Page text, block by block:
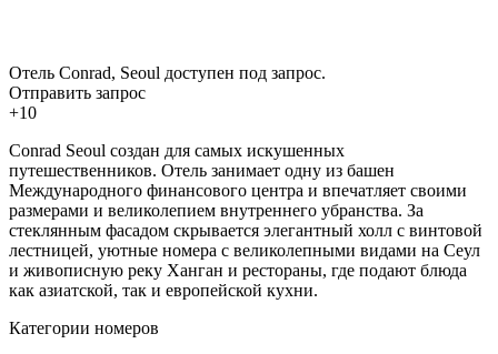
Отель Conrad, Seoul доступен под запрос.
Отправить запрос
+10
Conrad Seoul создан для самых искушенных
путешественников. Отель занимает одну из башен
Международного финансового центра и впечатляет своими
размерами и великолепием внутреннего убранства. За
стеклянным фасадом скрывается элегантный холл с винтовой
лестницей, уютные номера с великолепными видами на Сеул
и живописную реку Ханган и рестораны, где подают блюда
как азиатской, так и европейской кухни.
Категории номеров